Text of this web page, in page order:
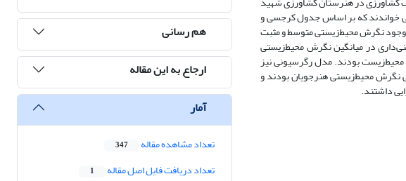
کشاورزی درس می خواندند که بر اساس جدول کرجسی و
از وجود نگرش ‌‌محیط‌زیستی متوسط و مثبت
در میانگین نگرش ‌‌محیط‌زیستی
‌محیط‌زیست بودند. مدل رگرسیونی نیز
نگرش ‌‌محیط‌زیستی هنرجویان بودند و
داشتند.
هم رسانی
ارجاع به این مقاله
آمار
تعداد مشاهده مقاله 347
تعداد دریافت فایل اصل مقاله 1